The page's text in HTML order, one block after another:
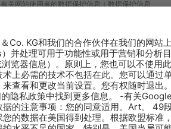
有关网站使用者的数据保护信息 数据保护信息